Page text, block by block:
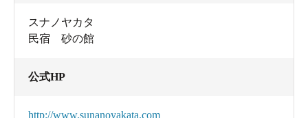
スナノヤカタ
民宿 砂の館
公式HP
http://www.sunanoyakata.com